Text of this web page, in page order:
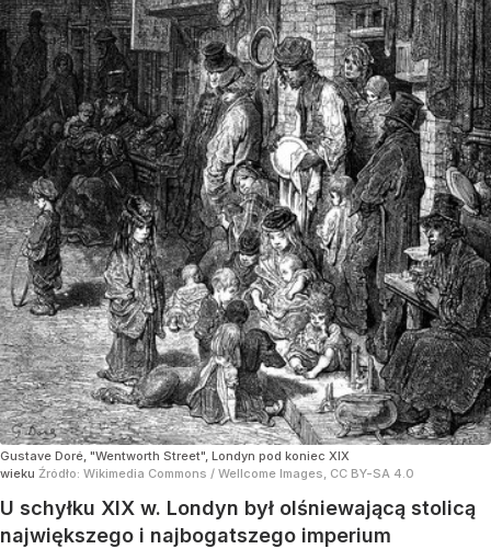
Gustave Doré, "Wentworth Street", Londyn pod koniec XIX
wieku Źródło: Wikimedia Commons / Wellcome Images, CC BY-SA 4.0
U schyłku XIX w. Londyn był olśniewającą stolicą
największego i najbogatszego imperium